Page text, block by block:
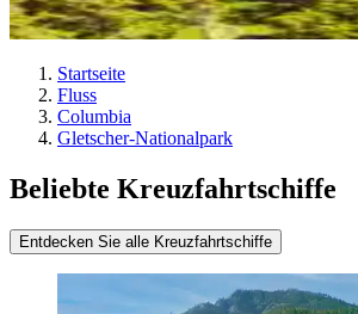
Startseite
Fluss
Columbia
Gletscher-Nationalpark
Beliebte Kreuzfahrtschiffe
Entdecken Sie alle Kreuzfahrtschiffe